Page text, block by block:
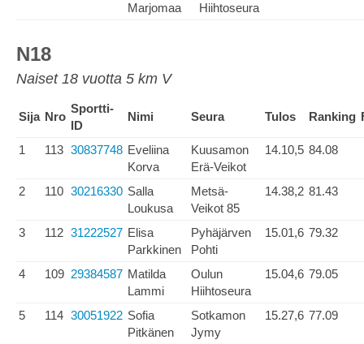
Marjomaa
Hiihtoseura
N18
Naiset 18 vuotta 5 km V
Sija Nro
Sportti-
ID
Nimi Seura Tulos Ranking
1 113 30837748 Eveliina
Korva
Kuusamon
Erä-Veikot
14.10,5 84.08
2 110 30216330 Salla
Loukusa
Metsä-
Veikot 85
14.38,2 81.43
3 112 31222527 Elisa
Parkkinen
Pyhäjärven
Pohti
15.01,6 79.32
4 109 29384587 Matilda
Lammi
Oulun
Hiihtoseura
15.04,6 79.05
5 114 30051922 Sofia
Pitkänen
Sotkamon
Jymy
15.27,6 77.09